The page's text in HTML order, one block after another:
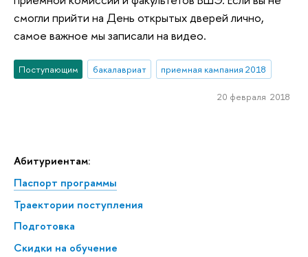
Абитуриентам:
Паспорт программы
Траектории поступления
Подготовка
Скидки на обучение
смогли прийти на День открытых дверей лично,
самое важное мы записали на видео.
Поступающим бакалавриат приемная кампания 2018
20 февраля 2018